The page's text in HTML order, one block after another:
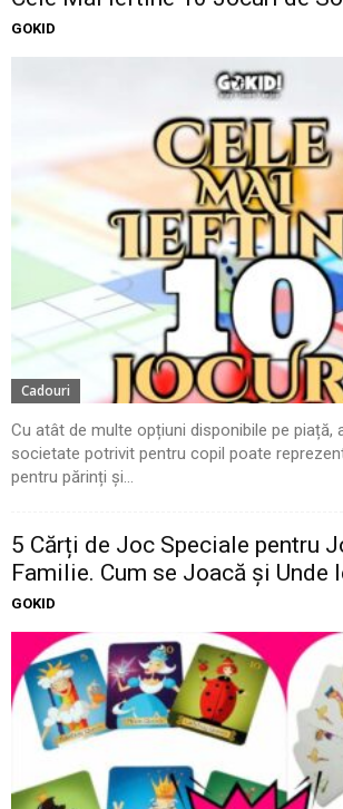
GOKID
Cadouri
Cu atât de multe opțiuni disponibile pe piață,
societate potrivit pentru copil poate
pentru părinți și...
5 Cărți de Joc Speciale pentru
Familie. Cum se Joacă și Unde
GOKID